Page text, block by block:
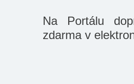
Na Portálu
zdarma v